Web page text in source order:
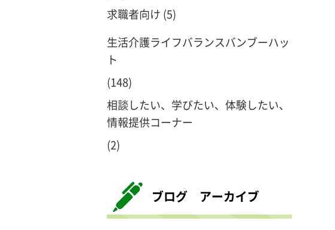
求職者向け (5)
生活介護ライフバランスバンブーハッ
ト
(148)
相談したい、学びたい、体験したい、
情報提供コーナー
(2)
ブログ アーカイブ